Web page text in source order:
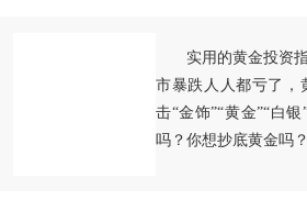
实用的黄金投资
市暴跌人人都亏了，
击“金饰”“黄金”“白
吗？你想抄底黄金吗？